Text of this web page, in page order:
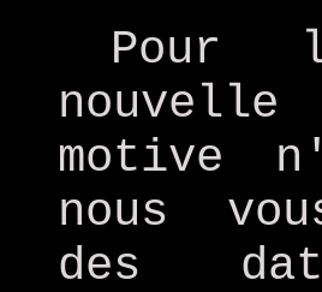
Pour
motive
nous
des